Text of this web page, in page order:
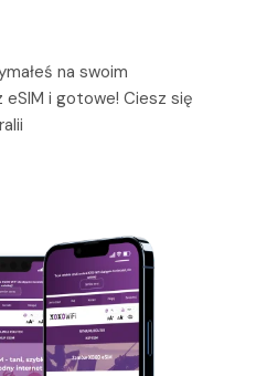
na swoim
i gotowe! Ciesz się